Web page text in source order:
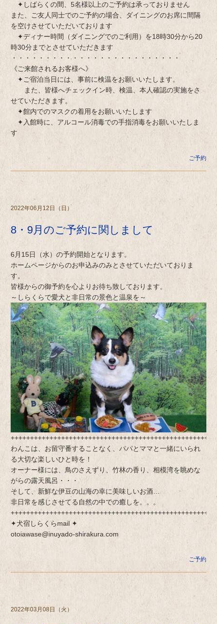
✦しばらくの間、5名様以上のご予約は承っておりません
また、ご友人同士でのご予約の場合、ダイニングのお席に間隔
を空けさせていただいております
✦ディナー時間（ダイニングでのご利用）を18時30分から20
時30分までとさせていただきます
・・・・・・・・・・・・・・・・・・・・・・・・・
《ご来館されるお客様へ》
✦ご宿泊当日には、事前に検温をお願いいたします。
また、皆様へチェックイン時、検温、本人確認の実施をさ
せていただきます。
✦館内でのマスクの着用をお願いいたします
✦入館時に、アルコール消毒での手指消毒をお願いいたしま
す
ご予約
2022年06月12日（日）
8・9月のご予約に関しまして
6月15日（水）の予約開始となります。
ホームページからのお申込みのみとさせていただいておりま
す。
皆様からの御予約を心よりお待ち致しております。
～しらくらで愛犬と非日常の景色と温泉を～
わんこは、お留守番することなく、パパとママと一緒にいられ
る大切な楽しいひと時を！
オーナー様には、鳥のさえずり、竹林の香り、相模湾を眺めな
がらの露天風呂・・・
そして、新鮮な伊豆の山海の幸に美味しいお酒…
非日常を感じさせてる自然の中での癒しを。。。
✦犬宿しらくらmail ✦
otoiawase@inuyado-shirakura.com
ご予約
2022年03月08日（火）